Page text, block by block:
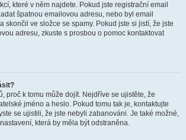
které v něm najdete. Pokud jste registrační email
špatnou emailovou adresu, nebo byl email
skončil ve složce se spamy. Pokud jste si jistí, že jste
adresu, zkuste s prosbou o pomoc kontaktovat
proč k tomu může dojít. Nejdříve se ujistěte, že
jméno a heslo. Pokud tomu tak je, kontaktujte
se ujistili, že jste nebyli zabanováni. Je také možné,
která by měla být odstraněna.